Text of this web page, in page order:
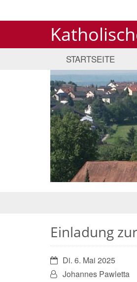
STARTSEITE
© Pfarrei Bad Wimpfen
Einladung
Datum:Di. 6. Mai 2025
Von:Johannes Pawletta